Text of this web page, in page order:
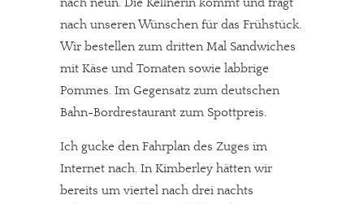
nach neun. Die Kellnerin kommt und fragt
nach unseren Wünschen für das Frühstück.
Wir bestellen zum dritten Mal Sandwiches
mit Käse und Tomaten sowie labbrige
Pommes. Im Gegensatz zum deutschen
Bahn-Bordrestaurant zum Spottpreis.
Ich gucke den Fahrplan des Zuges im
Internet nach. In Kimberley hätten wir
bereits um viertel nach drei nachts